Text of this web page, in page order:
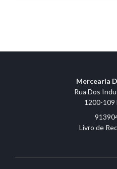
Mercearia
Rua Dos
1200-109
Livro de